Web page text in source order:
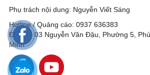
Phụ trách nội dung: Nguyễn Viết Sáng
Hotline / Quảng cáo: 0937 636383
Địa chỉ: 03 Nguyễn Văn Đậu, Phường 5,
Minh